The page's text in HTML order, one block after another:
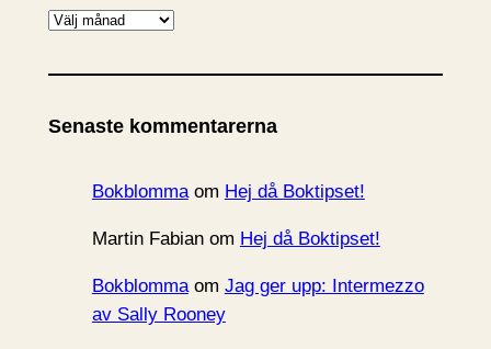
A
k
v
Senaste kommentarerna
Bokblommaom Hej då Boktipset!
Martin Fabianom Hej då Boktipset!
Bokblommaom Jag ger upp: Intermezzo
av Sally Rooney